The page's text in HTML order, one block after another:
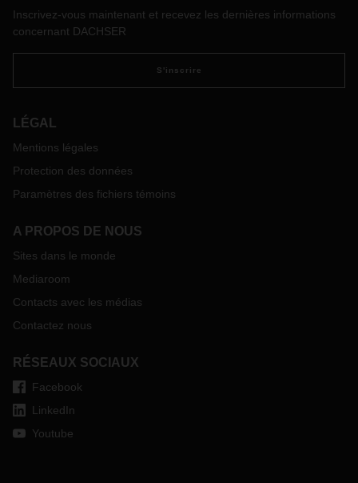
planification et la capacité de livraison tout au long de la
Inscrivez-vous maintenant et recevez les dernières informations
concernant DACHSER
S'inscrire
LÉGAL
Mentions légales
Protection des données
Paramètres des fichiers témoins
A PROPOS DE NOUS
Sites dans le monde
Mediaroom
Contacts avec les médias
Contactez nous
RÉSEAUX SOCIAUX
Facebook
LinkedIn
Youtube